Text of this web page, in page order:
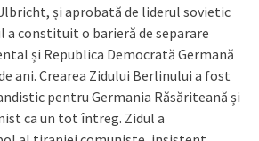
și aprobată de liderul sovietic
a constituit o barieră de separare
și Republica Democrată Germană
ani. Crearea Zidului Berlinului a fost
pentru Germania Răsăriteană și
ca un tot întreg. Zidul a